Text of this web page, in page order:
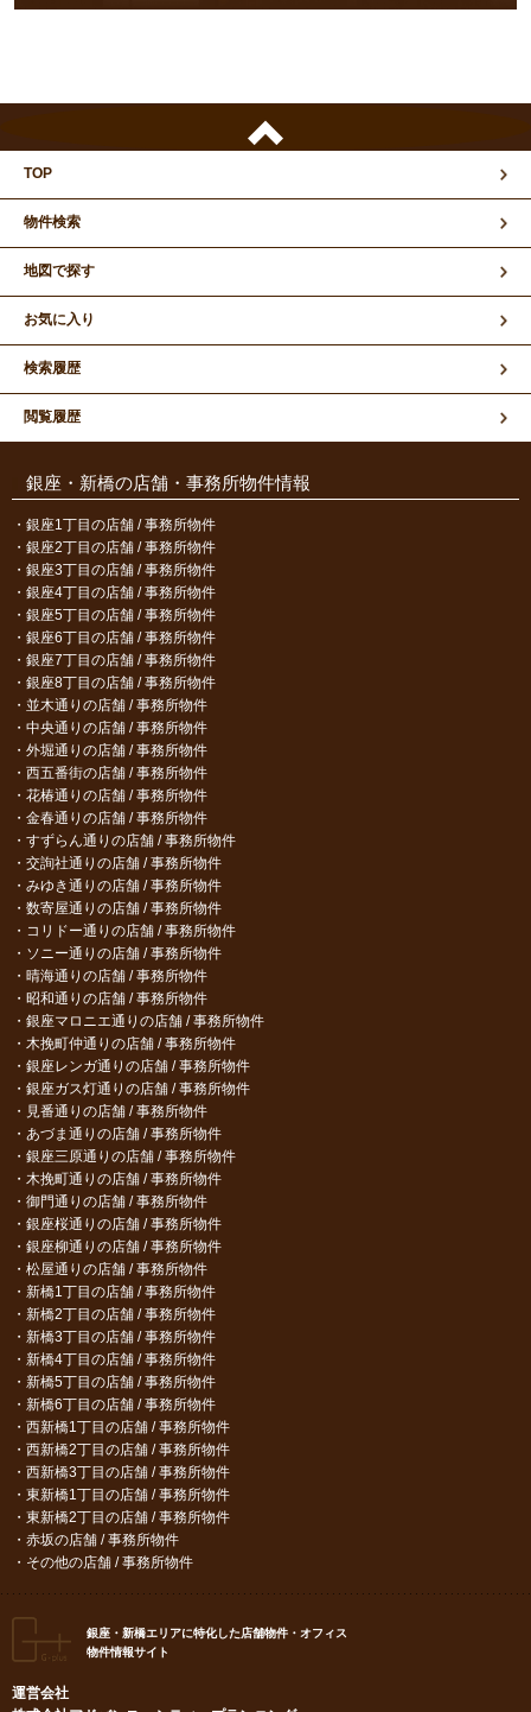
TOP
物件検索
地図で探す
お気に入り
検索履歴
閲覧履歴
銀座・新橋の店舗・事務所物件情報
銀座1丁目の店舗 / 事務所物件
銀座2丁目の店舗 / 事務所物件
銀座3丁目の店舗 / 事務所物件
銀座4丁目の店舗 / 事務所物件
銀座5丁目の店舗 / 事務所物件
銀座6丁目の店舗 / 事務所物件
銀座7丁目の店舗 / 事務所物件
銀座8丁目の店舗 / 事務所物件
並木通りの店舗 / 事務所物件
中央通りの店舗 / 事務所物件
外堀通りの店舗 / 事務所物件
西五番街の店舗 / 事務所物件
花椿通りの店舗 / 事務所物件
金春通りの店舗 / 事務所物件
すずらん通りの店舗 / 事務所物件
交詢社通りの店舗 / 事務所物件
みゆき通りの店舗 / 事務所物件
数寄屋通りの店舗 / 事務所物件
コリドー通りの店舗 / 事務所物件
ソニー通りの店舗 / 事務所物件
晴海通りの店舗 / 事務所物件
昭和通りの店舗 / 事務所物件
銀座マロニエ通りの店舗 / 事務所物件
木挽町仲通りの店舗 / 事務所物件
銀座レンガ通りの店舗 / 事務所物件
銀座ガス灯通りの店舗 / 事務所物件
見番通りの店舗 / 事務所物件
あづま通りの店舗 / 事務所物件
銀座三原通りの店舗 / 事務所物件
木挽町通りの店舗 / 事務所物件
御門通りの店舗 / 事務所物件
銀座桜通りの店舗 / 事務所物件
銀座柳通りの店舗 / 事務所物件
松屋通りの店舗 / 事務所物件
新橋1丁目の店舗 / 事務所物件
新橋2丁目の店舗 / 事務所物件
新橋3丁目の店舗 / 事務所物件
新橋4丁目の店舗 / 事務所物件
新橋5丁目の店舗 / 事務所物件
新橋6丁目の店舗 / 事務所物件
西新橋1丁目の店舗 / 事務所物件
西新橋2丁目の店舗 / 事務所物件
西新橋3丁目の店舗 / 事務所物件
東新橋1丁目の店舗 / 事務所物件
東新橋2丁目の店舗 / 事務所物件
赤坂の店舗 / 事務所物件
その他の店舗 / 事務所物件
銀座・新橋エリアに特化した店舗物件・オフィス
物件情報サイト
運営会社